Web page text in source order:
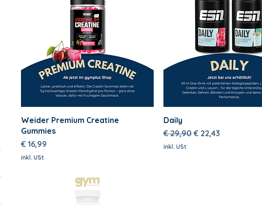
Weider Premium Creatine
Gummies
Preis
€ 16,99
inkl. USt
Daily
Standardpreis
€ 29,90 Sale-Preis
€ 22,43
inkl. USt